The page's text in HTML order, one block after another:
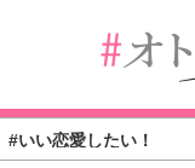
#いい恋愛したい！